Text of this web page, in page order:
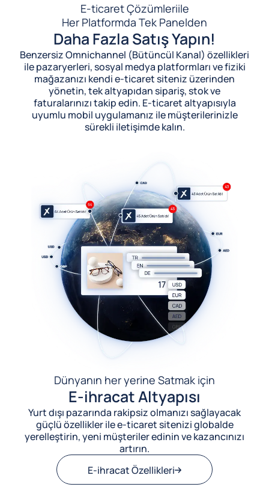
E-ticaret Çözümleriile
Her Platformda Tek Panelden
Daha Fazla Satış Yapın!
Benzersiz Omnichannel (Bütüncül Kanal) özellikleri
ile pazaryerleri, sosyal medya platformları ve fiziki
mağazanızı kendi e-ticaret siteniz üzerinden
yönetin, tek altyapıdan sipariş, stok ve
faturalarınızı takip edin. E-ticaret altyapısıyla
uyumlu mobil uygulamanız ile müşterilerinizle
sürekli iletişimde kalın.
Dünyanın her yerine Satmak için
E-ihracat Altyapısı
Yurt dışı pazarında rakipsiz olmanızı sağlayacak
güçlü özellikler ile e-ticaret sitenizi globalde
yerelleştirin, yeni müşteriler edinin ve kazancınızı
artırın.
E-ihracat Özellikleri